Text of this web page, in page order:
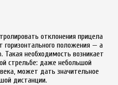
отклонения прицела
горизонтального положения — а
необходимость возникает
стрельбе: даже небольшой
может дать значительное
дистанции.